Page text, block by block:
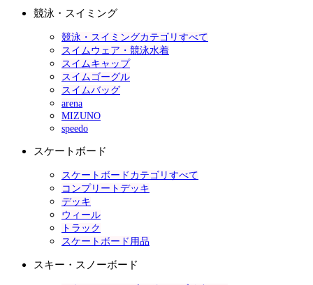
競泳・スイミング
競泳・スイミングカテゴリすべて
スイムウェア・競泳水着
スイムキャップ
スイムゴーグル
スイムバッグ
arena
MIZUNO
speedo
スケートボード
スケートボードカテゴリすべて
コンプリートデッキ
デッキ
ウィール
トラック
スケートボード用品
スキー・スノーボード